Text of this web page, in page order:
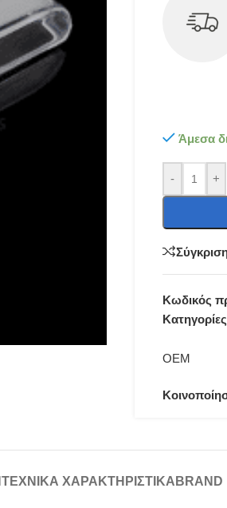
Άμεσα
- +
Κωδικός
OEM
ΤΕΧΝΙΚΑ ΧΑΡΑΚΤΗΡΙΣΤΙΚΑ BRAND